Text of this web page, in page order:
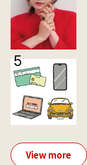
View more